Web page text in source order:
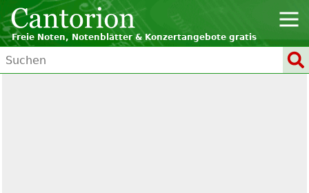
Freie Noten, Notenblätter & Konzertangebote gratis